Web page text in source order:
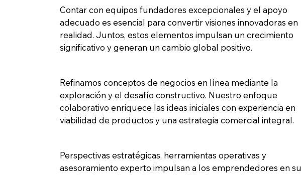
Contar con equipos fundadores excepcionales y el apoyo
adecuado es esencial para convertir visiones innovadoras en
realidad. Juntos, estos elementos impulsan un crecimiento
significativo y generan un cambio global positivo.
Refinamos conceptos de negocios en línea mediante la
exploración y el desafío constructivo. Nuestro enfoque
colaborativo enriquece las ideas iniciales con experiencia en
viabilidad de productos y una estrategia comercial integral.
Perspectivas estratégicas, herramientas operativas y
asesoramiento experto impulsan a los emprendedores en su